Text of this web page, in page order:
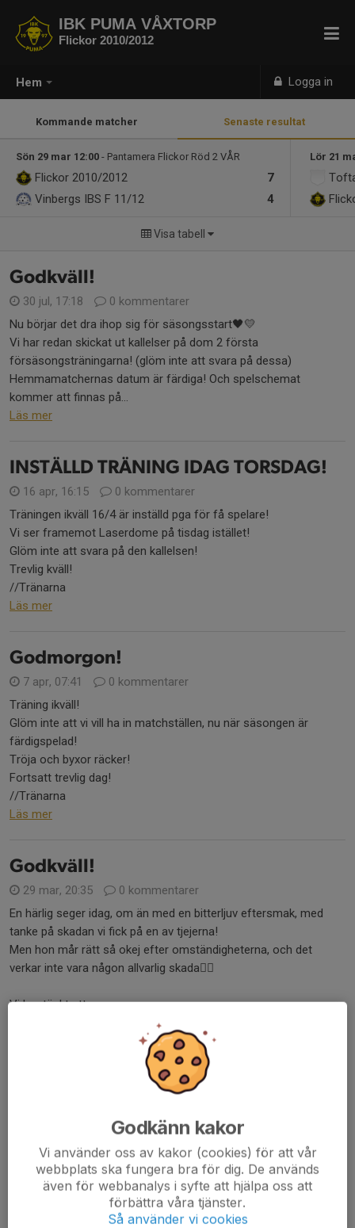
Hem Logga in
IBK PUMA VÅXTORP
Flickor 2010/2012
Kommande matcher Senaste resultat
Sön 29 mar 12:00 - Pantamera Flickor Röd 2 VÅR
7
Flickor 2010/2012
4
Vinbergs IBS F 11/12
Lör 21
Visa tabell
Godkväll!
30 jul, 17:18
0 kommentarer
Nu börjar det dra ihop sig för säsongsstart🖤💛
Vi har redan skickat ut kallelser på dom 2 första
försäsongsträningarna! (glöm inte att svara på dessa)
Hemmamatchernas datum är färdiga! Och spelschemat
kommer att finnas på...
Läs mer
INSTÄLLD TRÄNING IDAG TORSDAG!
16 apr, 16:15
0 kommentarer
Träningen ikväll 16/4 är inställd pga för få spelare!
Vi ser framemot Laserdome på tisdag istället!
Glöm inte att svara på den kallelsen!
Trevlig kväll!
//Tränarna
Läs mer
Godmorgon!
7 apr, 07:41
0 kommentarer
Träning ikväll!
Glöm inte att vi vill ha in matchställen, nu när säsongen är
färdigspelad!
Tröja och byxor räcker!
Fortsatt trevlig dag!
//Tränarna
Läs mer
Godkväll!
29 mar, 20:35
0 kommentarer
En härlig seger idag, om än med en bitterljuv eftersmak, med
tanke på skadan vi fick på en av tjejerna!
Men hon mår rätt så okej efter omständigheterna, och det
verkar inte vara någon allvarlig skada👍🏻
Vi har tänkt att...
0 kommentarer
Ett likaresultat uppe i Varberg idag!
Men det är bara så det är ibland🙈
Vi blickar istället fram emot sista hemmamatchen för säsongen
Godkänn kakor
Vi använder oss av kakor (cookies) för att vår
webbplats ska fungera bra för dig. De används
även för webbanalys i syfte att hjälpa oss att
förbättra våra tjänster.
Så använder vi cookies